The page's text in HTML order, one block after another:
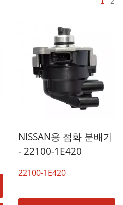
1 2
NISSAN용 점화 분배기
- 22100-1E420
22100-1E420